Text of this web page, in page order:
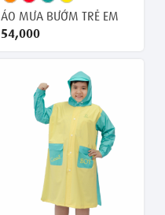
ÁO MƯA BƯỚM TRẺ EM
54,000 ₫